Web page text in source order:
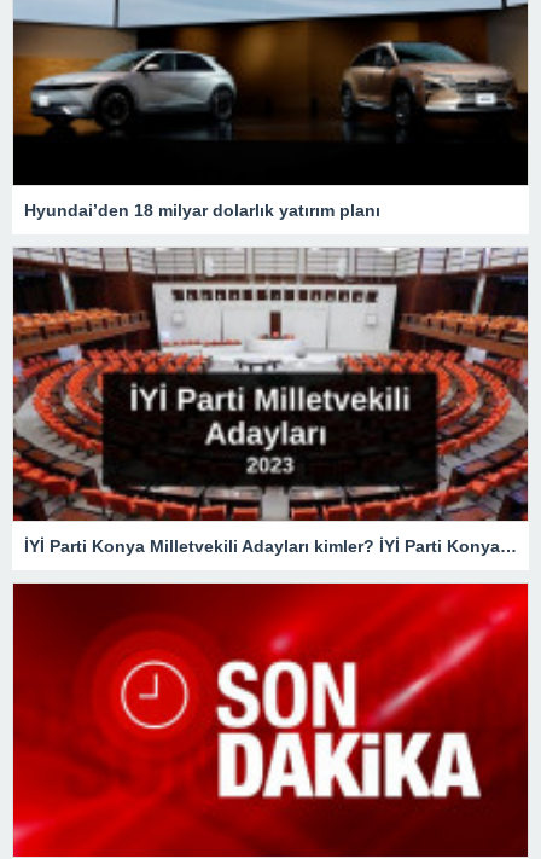
Hyundai’den 18 milyar dolarlık yatırım planı
İYİ Parti Konya Milletvekili Adayları kimler? İYİ Parti Konya Milletvekili Adayları belli oldu mu? İYİ Parti 2023 Konya Milletvekili Adayları!